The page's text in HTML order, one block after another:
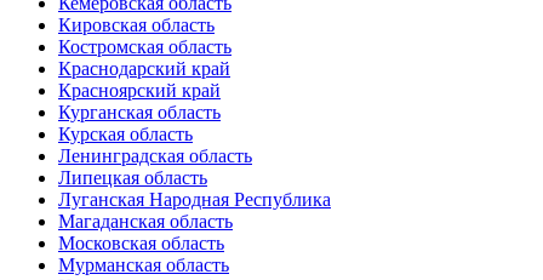
Кировская область
Костромская область
Краснодарский край
Красноярский край
Курганская область
Курская область
Ленинградская область
Липецкая область
Луганская Народная Республика
Магаданская область
Московская область
Мурманская область